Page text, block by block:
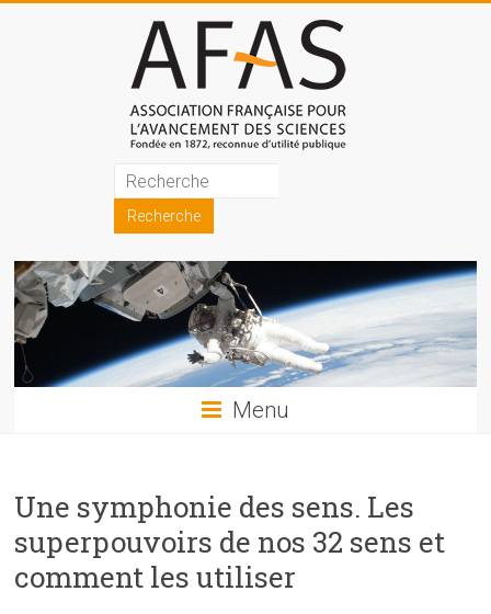
Association
française
pour
l'avancement
des
sciences
les
sciences
et
les
Menu
Une symphonie des sens. Les
superpouvoirs de nos 32 sens et
comment les utiliser